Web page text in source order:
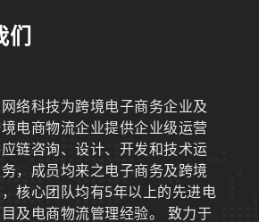
络科技为跨境电子商务企业及
电商物流企业提供企业级运营
链咨询、设计、开发和技术运
，成员均来之电子商务及跨境
核心团队均有5年以上的先进电
及电商物流管理经验。 致力于